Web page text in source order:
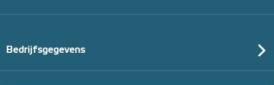
Bedrijfsgegevens